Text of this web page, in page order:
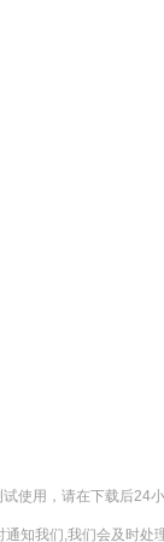
使用，请在下载后24
通知我们,我们会及时